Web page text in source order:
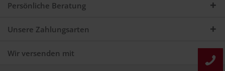
Persönliche Beratung
Unsere Zahlungsarten
Wir versenden mit